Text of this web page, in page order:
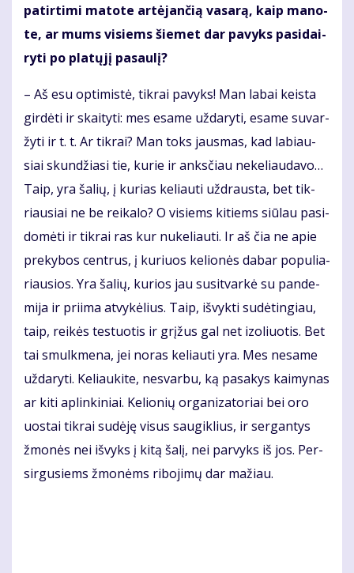
pa­tir­ti­mi ma­to­te ar­tė­jan­čią va­sa­rą, kaip ma­no­
te, ar mums vi­siems šie­met dar pa­vyks pa­si­dai­
ry­ti po pla­tų­jį pa­sau­lį?
– Aš esu op­ti­mis­tė, tik­rai pa­vyks! Man la­bai keis­ta
gir­dė­ti ir skai­ty­ti: mes esa­me už­da­ry­ti, esa­me su­var­
žy­ti ir t. t. Ar tik­rai? Man toks jaus­mas, kad la­biau­
siai skun­džia­si tie, ku­rie ir anks­čiau ne­ke­liau­da­vo…
Taip, yra ša­lių, į ku­rias ke­liau­ti už­draus­ta, bet tik­
riau­siai ne be rei­ka­lo? O vi­siems ki­tiems siū­lau pa­si­
do­mė­ti ir tik­rai ras kur nu­ke­liau­ti. Ir aš čia ne apie
pre­ky­bos cen­trus, į ku­riuos ke­lio­nės da­bar po­pu­lia­
riau­sios. Yra ša­lių, ku­rios jau su­si­tvar­kė su pan­de­
mi­ja ir pri­ima at­vy­kė­lius. Taip, iš­vyk­ti su­dė­tin­giau,
taip, rei­kės te­stuo­tis ir grį­žus gal net izo­liuo­tis. Bet
tai smul­kme­na, jei no­ras ke­liau­ti yra. Mes ne­sa­me
už­da­ry­ti. Ke­liau­ki­te, ne­svar­bu, ką pa­sa­kys kai­my­nas
ar ki­ti ap­lin­ki­niai. Ke­lio­nių or­ga­ni­za­to­riai bei oro
uos­tai tik­rai su­dė­ję vi­sus sau­gik­lius, ir ser­gan­tys
žmo­nės nei iš­vyks į ki­tą ša­lį, nei par­vyks iš jos. Per­
sir­gu­siems žmo­nėms ri­bo­ji­mų dar ma­žiau.